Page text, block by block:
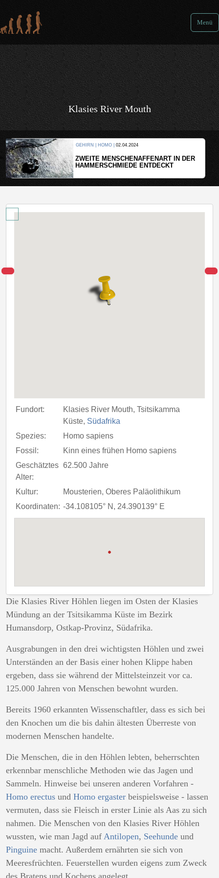
Menü
Klasies River Mouth
GEHIRN | HOMO | 02.04.2024
ZWEITE MENSCHENAFFENART IN DER
HAMMERSCHMIEDE ENTDECKT
Fundort:
Klasies River Mouth, Tsitsikamma
Küste, Südafrika
Spezies:
Homo sapiens
Fossil:
Kinn eines frühen Homo sapiens
Geschätztes
Alter:
62.500 Jahre
Kultur:
Mousterien, Oberes Paläolithikum
Koordinaten: -34.108105° N, 24.390139° E
Die Klasies River Höhlen liegen im Osten der Klasies
Mündung an der Tsitsikamma Küste im Bezirk
Humansdorp, Ostkap-Provinz, Südafrika.
Ausgrabungen in den drei wichtigsten Höhlen und zwei
Unterständen an der Basis einer hohen Klippe haben
ergeben, dass sie während der Mittelsteinzeit vor ca.
125.000 Jahren von Menschen bewohnt wurden.
Bereits 1960 erkannten Wissenschaftler, dass es sich bei
den Knochen um die bis dahin ältesten Überreste von
modernen Menschen handelte.
Die Menschen, die in den Höhlen lebten, beherrschten
erkennbar menschliche Methoden wie das Jagen und
Sammeln. Hinweise bei unseren anderen Vorfahren -
Homo erectus und Homo ergaster beispielsweise - lassen
vermuten, dass sie Fleisch in erster Linie als Aas zu sich
nahmen. Die Menschen von den Klasies River Höhlen
wussten, wie man Jagd auf Antilopen, Seehunde und
Pinguine macht. Außerdem ernährten sie sich von
Meeresfrüchten. Feuerstellen wurden eigens zum Zweck
des Bratens und Kochens angelegt.